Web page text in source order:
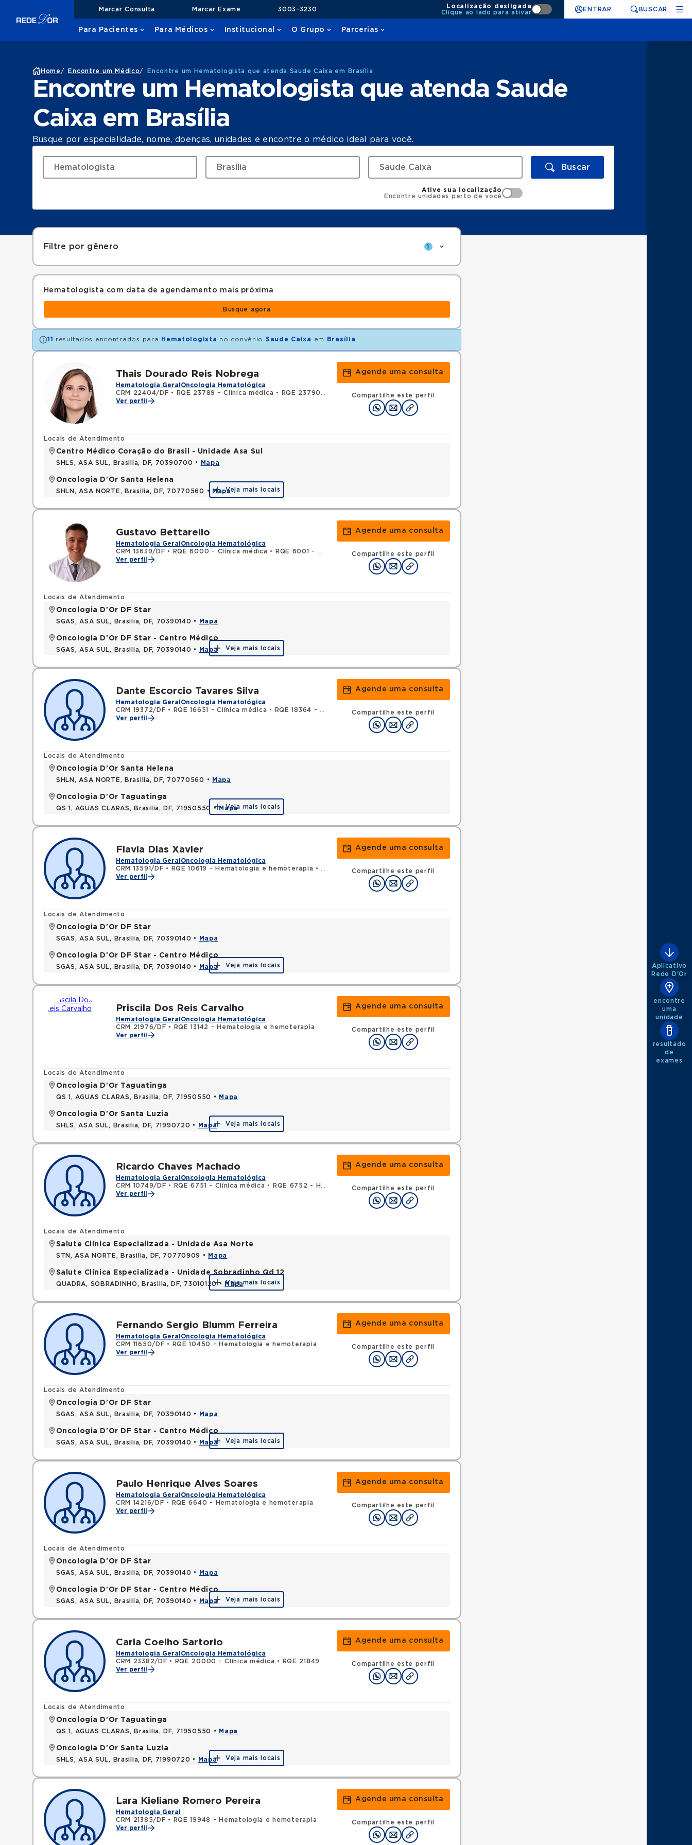
Marcar Consulta Marcar Exame 3003-3230
Localização desligada
Clique ao lado para ativar
ENTRAR BUSCAR
Para Pacientes Para Médicos Institucional O Grupo Parcerias
Home / Encontre um Médico/ Encontre um Hematologista que atenda Saude Caixa em Brasília
Encontre um Hematologista que atenda Saude
Caixa em Brasília
Busque por especialidade, nome, doenças, unidades e encontre o médico ideal para você.
Buscar
Ative sua localização
Encontre unidades perto de você
Filtre por gênero 1
Hematologista com data de agendamento mais próxima
Busque agora
11 resultados encontrados para Hematologista no convênio Saude Caixa em Brasília
Thais Dourado Reis Nobrega
Hematologia Geral Oncologia Hematológica
CRM 22404/DF • RQE 23789 - Clínica médica •
RQE 23790 - Hematologia e hemoterapia
Ver perfil
Agende uma consulta
Compartilhe este perfil
Locais de Atendimento
Centro Médico Coração do Brasil - Unidade Asa Sul
SHLS, ASA SUL, Brasilia, DF, 70390700 • Mapa
Oncologia D'Or Santa Helena
SHLN, ASA NORTE, Brasilia, DF, 70770560 • MapaVeja mais locais
Gustavo Bettarello
Hematologia Geral Oncologia Hematológica
CRM 13639/DF • RQE 6000 - Clínica médica •
RQE 6001 - Hematologia e hemoterapia
Ver perfil
Agende uma consulta
Compartilhe este perfil
Locais de Atendimento
Oncologia D'Or DF Star
SGAS, ASA SUL, Brasilia, DF, 70390140 • Mapa
Oncologia D'Or DF Star - Centro Médico
SGAS, ASA SUL, Brasilia, DF, 70390140 • Mapa Veja mais locais
Dante Escorcio Tavares Silva
Hematologia Geral Oncologia Hematológica
CRM 19372/DF • RQE 16651 - Clínica médica •
RQE 18364 - Hematologia e hemoterapia
Ver perfil
Agende uma consulta
Compartilhe este perfil
Locais de Atendimento
Oncologia D'Or Santa Helena
SHLN, ASA NORTE, Brasilia, DF, 70770560 • Mapa
Oncologia D'Or Taguatinga
QS 1, AGUAS CLARAS, Brasilia, DF, 71950550 •Mapa
Veja mais locais
Flavia Dias Xavier
Hematologia Geral Oncologia Hematológica
CRM 13591/DF • RQE 10619 - Hematologia e hemoterapia •
RQE 10620 - Clínica médica
Ver perfil
Agende uma consulta
Compartilhe este perfil
Locais de Atendimento
Oncologia D'Or DF Star
SGAS, ASA SUL, Brasilia, DF, 70390140 • Mapa
Oncologia D'Or DF Star - Centro Médico
SGAS, ASA SUL, Brasilia, DF, 70390140 • Mapa Veja mais locais
Priscila Dos Reis Carvalho
Hematologia Geral Oncologia Hematológica
CRM 21976/DF •
RQE 13142 - Hematologia e hemoterapia
Ver perfil
Agende uma consulta
Compartilhe este perfil
Locais de Atendimento
Oncologia D'Or Taguatinga
QS 1, AGUAS CLARAS, Brasilia, DF, 71950550 • Mapa
Oncologia D'Or Santa Luzia
SHLS, ASA SUL, Brasilia, DF, 71990720 • Mapa Veja mais locais
Ricardo Chaves Machado
Hematologia Geral Oncologia Hematológica
CRM 10749/DF • RQE 6751 - Clínica médica •
RQE 6752 - Hematologia e hemoterapia
Ver perfil
Agende uma consulta
Compartilhe este perfil
Locais de Atendimento
Salute Clínica Especializada - Unidade Asa Norte
STN, ASA NORTE, Brasilia, DF, 70770909 • Mapa
Salute Clínica Especializada - Unidade Sobradinho Qd 12
QUADRA, SOBRADINHO, Brasilia, DF, 73010120 • Mapa
Veja mais locais
Fernando Sergio Blumm Ferreira
Hematologia Geral Oncologia Hematológica
CRM 11650/DF •
RQE 10450 - Hematologia e hemoterapia
Ver perfil
Agende uma consulta
Compartilhe este perfil
Locais de Atendimento
Oncologia D'Or DF Star
SGAS, ASA SUL, Brasilia, DF, 70390140 • Mapa
Oncologia D'Or DF Star - Centro Médico
SGAS, ASA SUL, Brasilia, DF, 70390140 • Mapa Veja mais locais
Paulo Henrique Alves Soares
Hematologia Geral Oncologia Hematológica
CRM 14216/DF •
RQE 6640 - Hematologia e hemoterapia
Ver perfil
Agende uma consulta
Compartilhe este perfil
Locais de Atendimento
Oncologia D'Or DF Star
SGAS, ASA SUL, Brasilia, DF, 70390140 • Mapa
Oncologia D'Or DF Star - Centro Médico
SGAS, ASA SUL, Brasilia, DF, 70390140 • Mapa Veja mais locais
Carla Coelho Sartorio
Hematologia Geral Oncologia Hematológica
CRM 23382/DF • RQE 20000 - Clínica médica •
RQE 21849 - Hematologia e hemoterapia
Ver perfil
Agende uma consulta
Compartilhe este perfil
Locais de Atendimento
Oncologia D'Or Taguatinga
QS 1, AGUAS CLARAS, Brasilia, DF, 71950550 • Mapa
Oncologia D'Or Santa Luzia
SHLS, ASA SUL, Brasilia, DF, 71990720 • Mapa Veja mais locais
Lara Kieliane Romero Pereira
Hematologia Geral
CRM 21385/DF •
RQE 19948 - Hematologia e hemoterapia
Ver perfil
Agende uma consulta
Compartilhe este perfil
Aplicativo
Rede D'Or
encontre
uma
unidade
resultado
de
exames